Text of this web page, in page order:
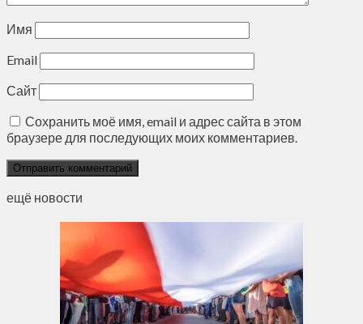
Имя
Email
Сайт
Сохранить моё имя, email и адрес сайта в этом
браузере для последующих моих комментариев.
ещё новости